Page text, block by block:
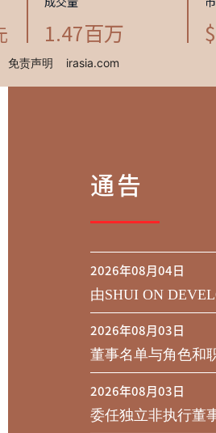
通告
2026年08月04日
由SHUI ON
行于二零二九年到
2026年08月03日
董事名单与角色和
2026年08月03日
委任独立非执行董